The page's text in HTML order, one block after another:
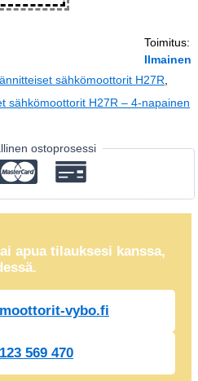
Toimitus:
Ilmainen
sähkömoottorit H27R
sähkömoottorit H27R – 4-napainen
ostoprosessi
apua tilauksesi kanssa,
vybo.fi
569 470